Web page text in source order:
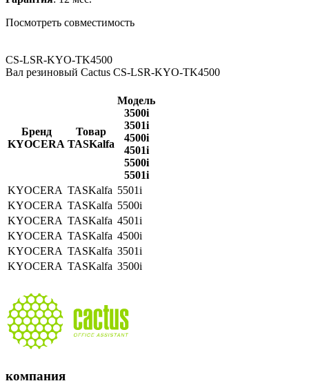
Посмотреть совместимость
CS-LSR-KYO-TK4500
Вал резиновый Cactus CS-LSR-KYO-TK4500
Бренд
KYOCERA
Товар
TASKalfa
Модель
3500i
3501i
4500i
4501i
5500i
5501i
KYOCERA TASKalfa 5501i
KYOCERA TASKalfa 5500i
KYOCERA TASKalfa 4501i
KYOCERA TASKalfa 4500i
KYOCERA TASKalfa 3501i
KYOCERA TASKalfa 3500i
компания